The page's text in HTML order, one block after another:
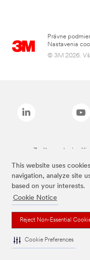
This website uses
navigation, analyze site
based on your interests.
Cookie Notice
Reject Non-Essential
Cookie Preferences
Právne
Nastavenia
© 3M 2026.
Značky uvedené